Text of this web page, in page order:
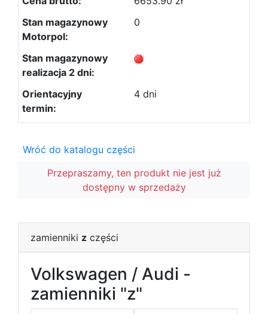
0
4 dni
Wróć do katalogu części
Przepraszamy, ten produkt nie jest już
dostępny w sprzedaży
zamienniki z części
Volkswagen / Audi -
zamienniki "z"